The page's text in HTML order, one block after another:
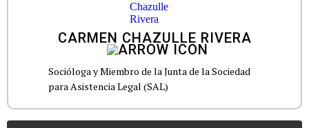
CARMEN CHAZULLE RIVERA
Socióloga y Miembro de la Junta de la Sociedad
para Asistencia Legal (SAL)